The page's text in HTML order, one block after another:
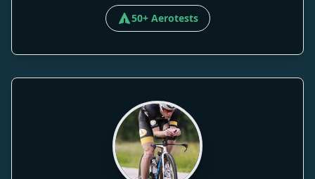
50+ Aerotests